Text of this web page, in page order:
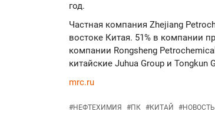
год.
Частная компания Zhejiang
востоке Китая. 51% в компании
компании Rongsheng
китайские Juhua Group и Tongkun
mrc.ru
#НЕФТЕХИМИЯ #ПК #КИТАЙ #НОВОСТЬ